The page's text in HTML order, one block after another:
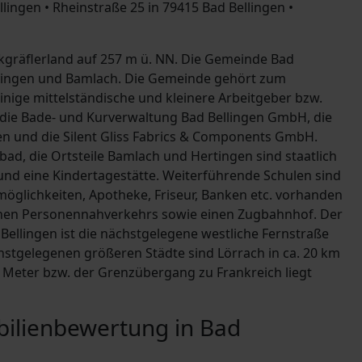
• Rheinstraße 25 in 79415 Bad Bellingen •
auf 257 m ü. NN. Die Gemeinde Bad
und Bamlach. Die Gemeinde gehört zum
mittelständische und kleinere Arbeitgeber bzw.
Bade- und Kurverwaltung Bad Bellingen GmbH, die
die Silent Gliss Fabrics & Components GmbH.
die Ortsteile Bamlach und Hertingen sind staatlich
eine Kindertagestätte. Weiterführende Schulen sind
Apotheke, Friseur, Banken etc. vorhanden
Personennahverkehrs sowie einen Zugbahnhof. Der
ist die nächstgelegene westliche Fernstraße
größeren Städte sind Lörrach in ca. 20 km
bzw. der Grenzübergang zu Frankreich liegt
in Bad